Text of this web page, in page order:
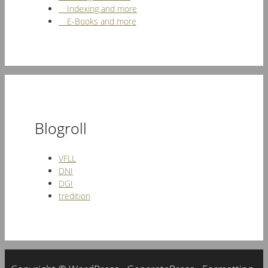
Indexing and more
E-Books and more
Blogroll
VFLL
DNI
DGI
tredition